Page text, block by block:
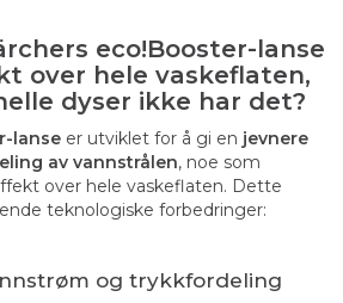
eco!Booster-lanse
over hele vaskeflaten,
dyser ikke har det?
lanse er utviklet for å gi en jevnere
av vannstrålen, noe som
over hele vaskeflaten. Dette
teknologiske forbedringer:
og trykkfordeling